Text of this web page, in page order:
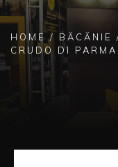
HOME / BĂCĂNIE
CRUDO DI